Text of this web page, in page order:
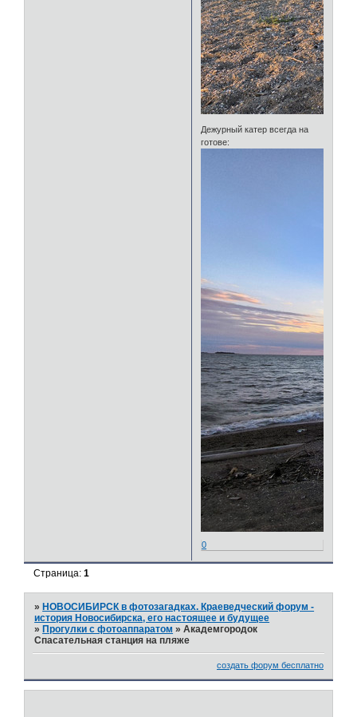
Дежурный катер всегда на
готове:
0
Страница:1
» НОВОСИБИРСК в фотозагадках. Краеведческий форум -
история Новосибирска, его настоящее и будущее
» Прогулки с фотоаппаратом »Академгородок
Спасательная станция на пляже
создать форум бесплатно